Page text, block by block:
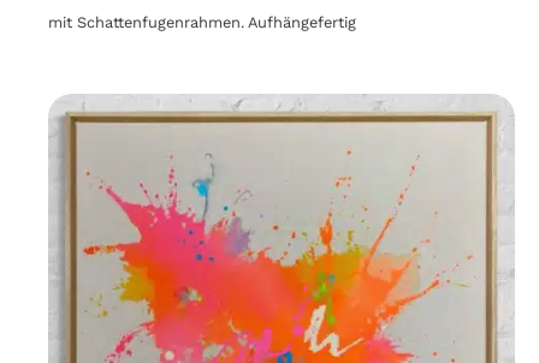
mit Schattenfugenrahmen. Aufhängefertig